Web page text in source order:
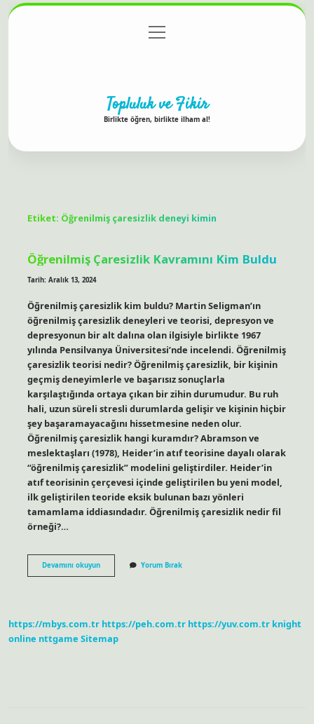
Gizlilik Politikası
menüyü
aç
Topluluk ve Fikir
Birlikte öğren, birlikte ilham al!
Etiket: Öğrenilmiş çaresizlik deneyi kimin
Öğrenilmiş Çaresizlik Kavramını Kim Buldu
Tarih: Aralık 13, 2024
Öğrenilmiş çaresizlik kim buldu? Martin Seligman’ın
öğrenilmiş çaresizlik deneyleri ve teorisi, depresyon ve
depresyonun bir alt dalına olan ilgisiyle birlikte 1967
yılında Pensilvanya Üniversitesi’nde incelendi. Öğrenilmiş
çaresizlik teorisi nedir? Öğrenilmiş çaresizlik, bir kişinin
geçmiş deneyimlerle ve başarısız sonuçlarla
karşılaştığında ortaya çıkan bir zihin durumudur. Bu ruh
hali, uzun süreli stresli durumlarda gelişir ve kişinin hiçbir
şey başaramayacağını hissetmesine neden olur.
Öğrenilmiş çaresizlik hangi kuramdır? Abramson ve
meslektaşları (1978), Heider’in atıf teorisine dayalı olarak
“öğrenilmiş çaresizlik” modelini geliştirdiler. Heider’in
atıf teorisinin çerçevesi içinde geliştirilen bu yeni model,
ilk geliştirilen teoride eksik bulunan bazı yönleri
tamamlama iddiasındadır. Öğrenilmiş çaresizlik nedir fil
örneği?…
Devamını okuyunÖğrenilmiş
Çaresizlik
Yorum Bırak
https://mbys.com.tr https://peh.com.tr https://yuv.com.tr knight
online nttgame Sitemap